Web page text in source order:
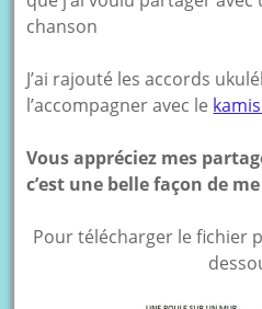
chanson
J’ai rajouté les accords
l’accompagner avec le
Vous appréciez mes
c’est une belle façon de
Pour télécharger le fichier